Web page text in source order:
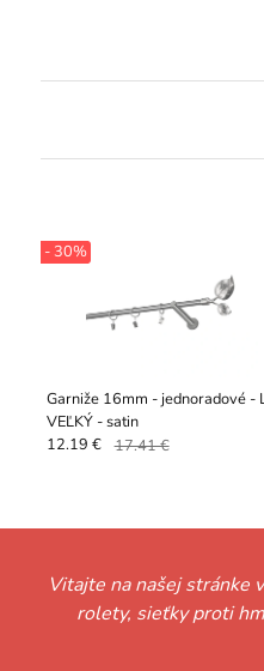
Garniže 16mm - jednoradové -
VEĽKÝ - satin
- 30%
12.19 € 17.41 €
Vitajte na našej stránke
rolety, sieťky proti